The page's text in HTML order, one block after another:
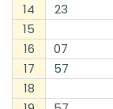
14
23
15
16
07
17
57
18